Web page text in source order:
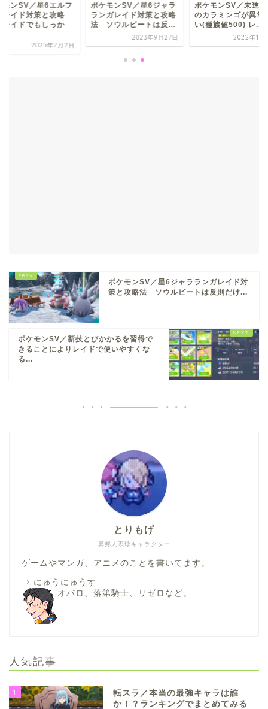
モンSV／星6エルフ
レイド対策と攻略
イドでもしっか
2025年2月2日
ポケモンSV／星6ジャラ
ランガレイド対策と攻略
法 ソウルビートは反...
2023年9月27日
ポケモンSV／未進
のカラミンゴが異常
い(種族値500) レ...
2022年11
ポケモンSV／星6ジャラランガレイド対
策と攻略法 ソウルビートは反則だけ...
ポケモンSV／新技とびかかるを習得で
きることによりレイドで使いやすくな
る...
異邦人系珍キャラクター
とりもげ
ゲームやマンガ、アニメのことを書いてます。
⇒ にゅうにゅうす
オバロ、落第騎士、リゼロなど。
人気記事
1
転スラ／本当の最強キャラは誰
か！？ランキングでまとめてみる